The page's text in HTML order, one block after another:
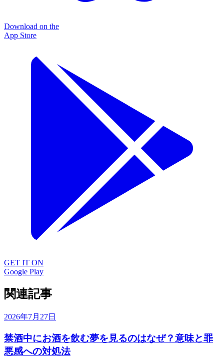
Download on the
App Store
GET IT ON
Google Play
関連記事
2026年7月27日
禁酒中にお酒を飲む夢を見るのはなぜ？意味と罪
悪感への対処法